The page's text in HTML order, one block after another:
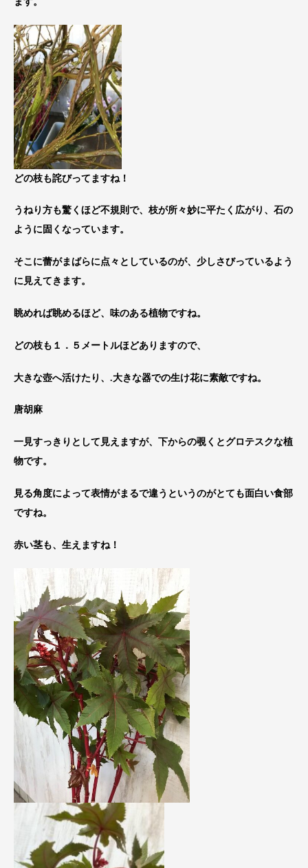
どの枝も詫びってますね！
うねり方も驚くほど不規則で、枝が所々妙に平たく広がり、石の
ように固くなっています。
そこに蕾がまばらに点々としているのが、少しさびっているよう
に見えてきます。
眺めれば眺めるほど、味のある植物ですね。
どの枝も１．５メートルほどありますので、
大きな壺へ活けたり、.大きな器での生け花に素敵ですね。
唐胡麻
一見すっきりとして見えますが、下からの覗くとグロテスクな植
物です。
見る角度によって表情がまるで違うというのがとても面白い食部
ですね。
赤い茎も、生えますね！